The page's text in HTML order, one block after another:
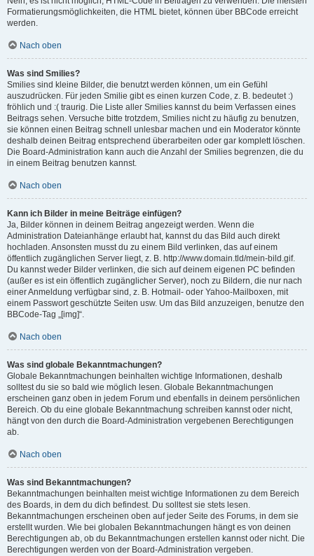
Formatierungsmöglichkeiten, die HTML bietet, können über BBCode erreicht
werden.
Nach oben
Was sind Smilies?
Smilies sind kleine Bilder, die benutzt werden können, um ein Gefühl
auszudrücken. Für jeden Smilie gibt es einen kurzen Code, z. B. bedeutet :)
fröhlich und :( traurig. Die Liste aller Smilies kannst du beim Verfassen eines
Beitrags sehen. Versuche bitte trotzdem, Smilies nicht zu häufig zu benutzen,
sie können einen Beitrag schnell unlesbar machen und ein Moderator könnte
deshalb deinen Beitrag entsprechend überarbeiten oder gar komplett löschen.
Die Board-Administration kann auch die Anzahl der Smilies begrenzen, die du
in einem Beitrag benutzen kannst.
Nach oben
Kann ich Bilder in meine Beiträge einfügen?
Ja, Bilder können in deinem Beitrag angezeigt werden. Wenn die
Administration Dateianhänge erlaubt hat, kannst du das Bild auch direkt
hochladen. Ansonsten musst du zu einem Bild verlinken, das auf einem
öffentlich zugänglichen Server liegt, z. B. http://www.domain.tld/mein-bild.gif.
Du kannst weder Bilder verlinken, die sich auf deinem eigenen PC befinden
(außer es ist ein öffentlich zugänglicher Server), noch zu Bildern, die nur nach
einer Anmeldung verfügbar sind, z. B. Hotmail- oder Yahoo-Mailboxen, mit
einem Passwort geschützte Seiten usw. Um das Bild anzuzeigen, benutze den
BBCode-Tag „[img]“.
Nach oben
Was sind globale Bekanntmachungen?
Globale Bekanntmachungen beinhalten wichtige Informationen, deshalb
solltest du sie so bald wie möglich lesen. Globale Bekanntmachungen
erscheinen ganz oben in jedem Forum und ebenfalls in deinem persönlichen
Bereich. Ob du eine globale Bekanntmachung schreiben kannst oder nicht,
hängt von den durch die Board-Administration vergebenen Berechtigungen
ab.
Nach oben
Was sind Bekanntmachungen?
Bekanntmachungen beinhalten meist wichtige Informationen zu dem Bereich
des Boards, in dem du dich befindest. Du solltest sie stets lesen.
Bekanntmachungen erscheinen oben auf jeder Seite des Forums, in dem sie
erstellt wurden. Wie bei globalen Bekanntmachungen hängt es von deinen
Berechtigungen ab, ob du Bekanntmachungen erstellen kannst oder nicht. Die
Berechtigungen werden von der Board-Administration vergeben.